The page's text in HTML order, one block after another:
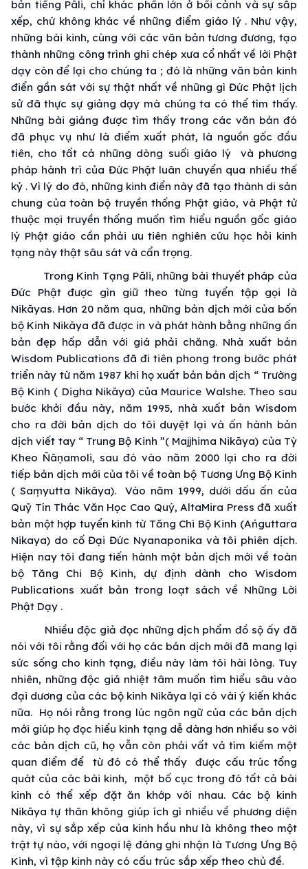
bản tiếng Pāli, chỉ khác phần lớn ở bối cảnh và sự sắp
xếp, chứ không khác về những điểm giáo lý . Như vậy,
những bài kinh, cùng với các văn bản tương đương, tạo
thành những công trình ghi chép xưa cổ nhất về lời Phật
dạy còn để lại cho chúng ta ; đó là những văn bản kinh
điển gần sát với sự thật nhất về những gì Đức Phật lịch
sử đã thực sự giảng dạy mà chúng ta có thể tìm thấy.
Những bài giảng được tìm thấy trong các văn bản đó
đã phục vụ như là điểm xuất phát, là nguồn gốc đầu
tiên, cho tất cả những dòng suối giáo lý và phương
pháp hành trì của Đức Phật luân chuyển qua nhiều thế
kỷ . Vì lý do đó, những kinh điển này đã tạo thành di sản
chung của toàn bộ truyền thống Phật giáo, và Phật tử
thuộc mọi truyền thống muốn tìm hiểu nguồn gốc giáo
lý Phật giáo cần phải ưu tiên nghiên cứu học hỏi kinh
tạng này thật sâu sát và cẩn trọng.
Trong Kinh Tạng Pāli, những bài thuyết pháp của
Đức Phật được gìn giữ theo từng tuyển tập gọi là
Nikāyas. Hơn 20 năm qua, những bản dịch mới của bốn
bộ Kinh Nikāya đã được in và phát hành bằng những ấn
bản đẹp hấp dẫn với giá phải chăng. Nhà xuất bản
Wisdom Publications đã đi tiên phong trong bước phát
triển này từ năm 1987 khi họ xuất bản bản dịch “ Trường
Bộ Kinh ( Digha Nikāya) của Maurice Walshe. Theo sau
bước khởi đầu này, năm 1995, nhà xuất bản Wisdom
cho ra đời bản dịch do tôi duyệt lại và ấn hành bản
dịch viết tay “ Trung Bộ Kinh ”( Majjhima Nikāya) của Tỳ
Kheo Ñāṇamoli, sau đó vào năm 2000 lại cho ra đời
tiếp bản dịch mới của tôi về toàn bộ Tương Ưng Bộ Kinh
( Saṃyutta Nikāya). Vào năm 1999, dưới dấu ấn của
Quỹ Tín Thác Văn Học Cao Quý, AltaMira Press đã xuất
bản một hợp tuyển kinh từ Tăng Chi Bộ Kinh (Aṅguttara
Nikaya) do cố Đại Đức Nyanaponika và tôi phiên dịch.
Hiện nay tôi đang tiến hành một bản dịch mới về toàn
bộ Tăng Chi Bộ Kinh, dự định dành cho Wisdom
Publications xuất bản trong loạt sách về Những Lời
Phật Dạy .
Nhiều độc giả đọc những dịch phẩm đồ sộ ấy đã
nói với tôi rằng đối với họ các bản dịch mới đã mang lại
sức sống cho kinh tạng, điều này làm tôi hài lòng. Tuy
nhiên, những độc giả nhiệt tâm muốn tìm hiểu sâu vào
đại dương của các bộ kinh Nikāya lại có vài ý kiến khác
nữa. Họ nói rằng trong lúc ngôn ngữ của các bản dịch
mới giúp họ đọc hiểu kinh tạng dễ dàng hơn nhiều so với
các bản dịch cũ, họ vẫn còn phải vất vả tìm kiếm một
quan điểm để từ đó có thể thấy được cấu trúc tổng
quát của các bài kinh, một bố cục trong đó tất cả bài
kinh có thể xếp đặt ăn khớp với nhau. Các bộ kinh
Nikāya tự thân không giúp ích gì nhiều về phương diện
này, vì sự sắp xếp của kinh hầu như là không theo một
trật tự nào, với ngoại lệ đáng ghi nhận là Tương Ưng Bộ
Kinh, vì tập kinh này có cấu trúc sắp xếp theo chủ đề.